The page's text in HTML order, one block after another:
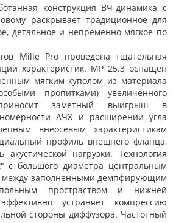
конструкция ВЧ-динамика с
раскрывает традиционное для
детальное и непременно мягкое по
Mille Pro проведена тщательная
характеристик. MP 25.3 оснащен
мягким куполом из материала
пропитками) увеличенного
заметный выигрыш в
АЧХ и расширении угла
внеосевым характеристикам
профиль внешнего фланца,
нагрузки. Технология
с большого диаметра центральным
между заполненными демпфирующим
простраством и нижней
устраняет компрессию
стороны диффузора. Частотный